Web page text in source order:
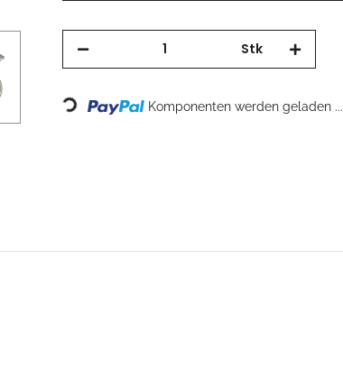
Stk
Loading... Komponenten werden geladen ...